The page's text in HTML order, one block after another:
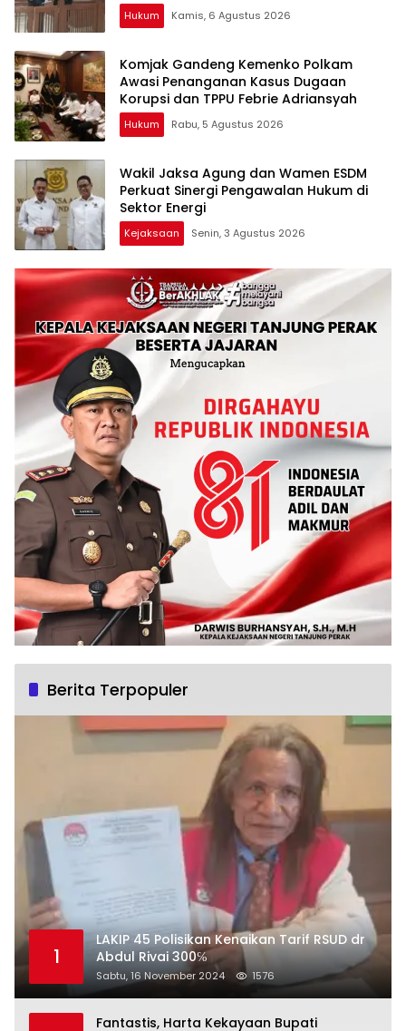
Hukum Kamis, 6 Agustus 2026
Komjak Gandeng Kemenko Polkam
Awasi Penanganan Kasus Dugaan
Korupsi dan TPPU Febrie Adriansyah
Hukum Rabu, 5 Agustus 2026
Wakil Jaksa Agung dan Wamen ESDM
Perkuat Sinergi Pengawalan Hukum di
Sektor Energi
Kejaksaan Senin, 3 Agustus 2026
Berita Terpopuler
1
LAKIP 45 Polisikan Kenaikan Tarif RSUD dr
Abdul Rivai 300℅
Sabtu, 16 November 2024 1576
Fantastis, Harta Kekayaan Bupati